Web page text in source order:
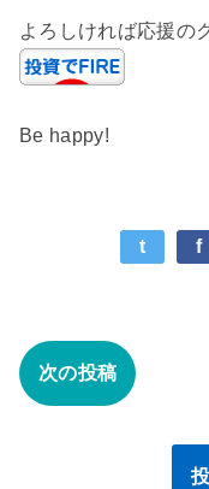
よろしければ応援の
Be happy!
t f
次の投稿